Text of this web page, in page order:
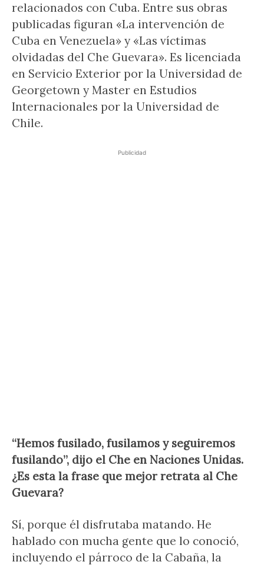
relacionados con Cuba. Entre sus obras
publicadas figuran «La intervención de
Cuba en Venezuela» y «Las víctimas
olvidadas del Che Guevara». Es licenciada
en Servicio Exterior por la Universidad de
Georgetown y Master en Estudios
Internacionales por la Universidad de
Chile.
Publicidad
“Hemos fusilado, fusilamos y seguiremos
fusilando”, dijo el Che en Naciones Unidas.
¿Es esta la frase que mejor retrata al Che
Guevara?
Sí, porque él disfrutaba matando. He
hablado con mucha gente que lo conoció,
incluyendo el párroco de la Cabaña, la